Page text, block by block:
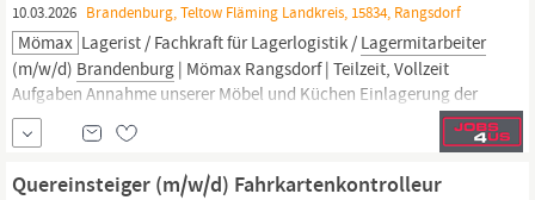
10.03.2026 Brandenburg, Teltow Fläming Landkreis, 15834, Rangsdorf
Mömax Lagerist / Fachkraft für Lagerlogistik / Lagermitarbeiter
(m/w/d) Brandenburg | Mömax Rangsdorf | Teilzeit, Vollzeit
Aufgaben Annahme unserer Möbel und Küchen Einlagerung der
Ware Durchführung von Bestandskontrollen Kommissionierung
der Ware für den Endkunden Bedienung von Kunden an der
Warenausgabe Qualifikationen Abgeschlossene...
Quereinsteiger (m/w/d) Fahrkartenkontrolleur